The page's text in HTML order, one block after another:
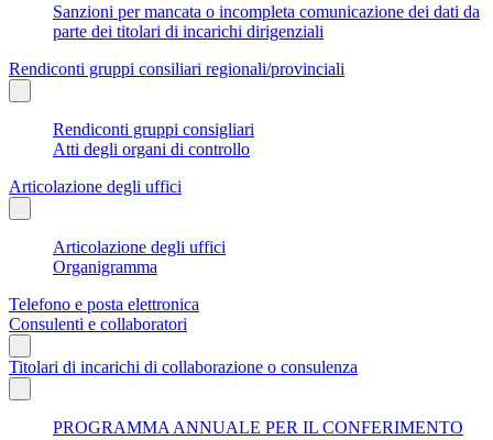
Sanzioni per mancata o incompleta comunicazione dei dati da
parte dei titolari di incarichi dirigenziali
Rendiconti gruppi consiliari regionali/provinciali
Rendiconti gruppi consigliari
Atti degli organi di controllo
Articolazione degli uffici
Articolazione degli uffici
Organigramma
Telefono e posta elettronica
Consulenti e collaboratori
Titolari di incarichi di collaborazione o consulenza
PROGRAMMA ANNUALE PER IL CONFERIMENTO